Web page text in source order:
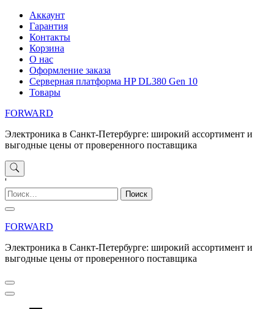
Перейти
содержимому
Аккаунт
Гарантия
Контакты
Корзина
О нас
Оформление заказа
Серверная платформа HP DL380 Gen 10
Товары
FORWARD
Электроника в Санкт-Петербурге: широкий ассортимент и
выгодные цены от проверенного поставщика
'
Найти:
FORWARD
Электроника в Санкт-Петербурге: широкий ассортимент и
выгодные цены от проверенного поставщика